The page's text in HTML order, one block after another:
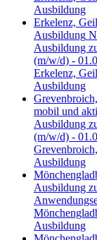
Ausbildung
Erkelenz,
Ausbildung
Ausbildung
(m/w/d) -
Erkelenz,
Ausbildung
mobil und
Ausbildung
(m/w/d) -
Ausbildung
Ausbildung
Ausbildung